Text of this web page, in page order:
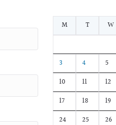
M
T W
3
4 5
10
11 12
17
18 19
24
25 26